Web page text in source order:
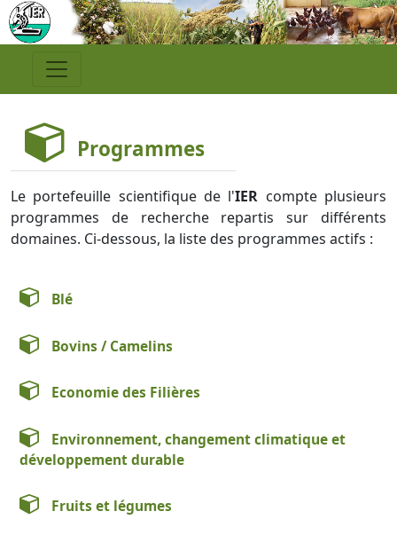
Programmes
Le portefeuille scientifique de l'IER compte plusieurs
programmes de recherche repartis sur différents
domaines. Ci-dessous, la liste des programmes actifs :
Blé
Bovins / Camelins
Economie des Filières
Environnement, changement climatique et
développement durable
Fruits et légumes